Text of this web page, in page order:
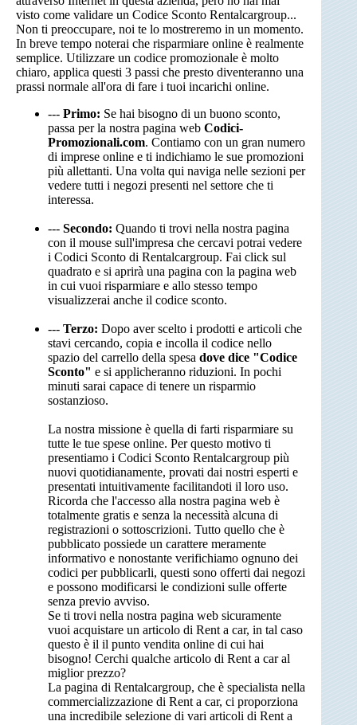
visto come validare un Codice Sconto Rentalcargroup...
Non ti preoccupare, noi te lo mostreremo in un momento.
In breve tempo noterai che risparmiare online è realmente
semplice. Utilizzare un codice promozionale è molto
chiaro, applica questi 3 passi che presto diventeranno una
prassi normale all'ora di fare i tuoi incarichi online.
--- Primo: Se hai bisogno di un buono sconto,
passa per la nostra pagina web Codici-
Promozionali.com. Contiamo con un gran numero
di imprese online e ti indichiamo le sue promozioni
più allettanti. Una volta qui naviga nelle sezioni per
vedere tutti i negozi presenti nel settore che ti
interessa.
--- Secondo: Quando ti trovi nella nostra pagina
con il mouse sull'impresa che cercavi potrai vedere
i Codici Sconto di Rentalcargroup. Fai click sul
quadrato e si aprirà una pagina con la pagina web
in cui vuoi risparmiare e allo stesso tempo
visualizzerai anche il codice sconto.
--- Terzo: Dopo aver scelto i prodotti e articoli che
stavi cercando, copia e incolla il codice nello
spazio del carrello della spesa dove dice "Codice
Sconto" e si applicheranno riduzioni. In pochi
minuti sarai capace di tenere un risparmio
sostanzioso.
La nostra missione è quella di farti risparmiare su
tutte le tue spese online. Per questo motivo ti
presentiamo i Codici Sconto Rentalcargroup più
nuovi quotidianamente, provati dai nostri esperti e
presentati intuitivamente facilitandoti il loro uso.
Ricorda che l'accesso alla nostra pagina web è
totalmente gratis e senza la necessità alcuna di
registrazioni o sottoscrizioni. Tutto quello che è
pubblicato possiede un carattere meramente
informativo e nonostante verifichiamo ognuno dei
codici per pubblicarli, questi sono offerti dai negozi
e possono modificarsi le condizioni sulle offerte
senza previo avviso.
Se ti trovi nella nostra pagina web sicuramente
vuoi acquistare un articolo di Rent a car, in tal caso
questo è il il punto vendita online di cui hai
bisogno! Cerchi qualche articolo di Rent a car al
miglior prezzo?
La pagina di Rentalcargroup, che è specialista nella
commercializzazione di Rent a car, ci proporziona
una incredibile selezione di vari articoli di Rent a